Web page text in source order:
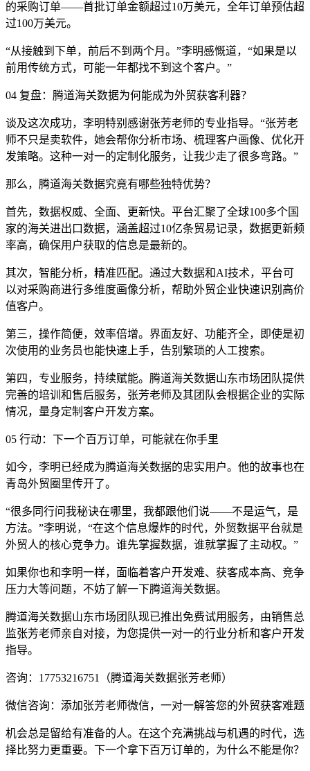
的采购订单——首批订单金额超过10万美元，全年订单预估超
过100万美元。
“从接触到下单，前后不到两个月。”李明感慨道，“如果是以
前用传统方式，可能一年都找不到这个客户。”
04 复盘：腾道海关数据为何能成为外贸获客利器？
谈及这次成功，李明特别感谢张芳老师的专业指导。“张芳老
师不只是卖软件，她会帮你分析市场、梳理客户画像、优化开
发策略。这种一对一的定制化服务，让我少走了很多弯路。”
那么，腾道海关数据究竟有哪些独特优势？
首先，数据权威、全面、更新快。平台汇聚了全球100多个国
家的海关进出口数据，涵盖超过10亿条贸易记录，数据更新频
率高，确保用户获取的信息是最新的。
其次，智能分析，精准匹配。通过大数据和AI技术，平台可
以对采购商进行多维度画像分析，帮助外贸企业快速识别高价
值客户。
第三，操作简便，效率倍增。界面友好、功能齐全，即使是初
次使用的业务员也能快速上手，告别繁琐的人工搜索。
第四，专业服务，持续赋能。腾道海关数据山东市场团队提供
完善的培训和售后服务，张芳老师及其团队会根据企业的实际
情况，量身定制客户开发方案。
05 行动：下一个百万订单，可能就在你手里
如今，李明已经成为腾道海关数据的忠实用户。他的故事也在
青岛外贸圈里传开了。
“很多同行问我秘诀在哪里，我都跟他们说——不是运气，是
方法。”李明说，“在这个信息爆炸的时代，外贸数据平台就是
外贸人的核心竞争力。谁先掌握数据，谁就掌握了主动权。”
如果你也和李明一样，面临着客户开发难、获客成本高、竞争
压力大等问题，不妨了解一下腾道海关数据。
腾道海关数据山东市场团队现已推出免费试用服务，由销售总
监张芳老师亲自对接，为您提供一对一的行业分析和客户开发
指导。
咨询：17753216751（腾道海关数据张芳老师）
微信咨询：添加张芳老师微信，一对一解答您的外贸获客难题
机会总是留给有准备的人。在这个充满挑战与机遇的时代，选
择比努力更重要。下一个拿下百万订单的，为什么不能是你？